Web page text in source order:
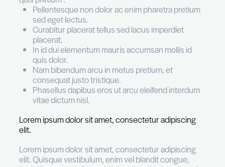
Lorem ipsum dolor sit amet, consectetur
elit.